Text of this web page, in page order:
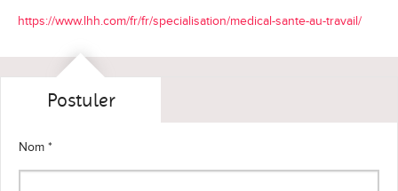
https://www.lhh.com/fr/fr/specialisation/medical-sante-au-travail/
Postuler
Nom *